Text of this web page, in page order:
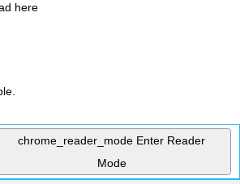
here
chrome_reader_mode Enter Reader
Mode